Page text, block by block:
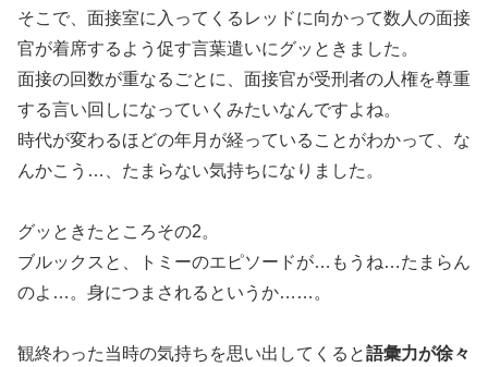
そこで、面接室に入ってくるレッドに向かって数人の面接
官が着席するよう促す言葉遣いにグッときました。
面接の回数が重なるごとに、面接官が受刑者の人権を尊重
する言い回しになっていくみたいなんですよね。
時代が変わるほどの年月が経っていることがわかって、な
んかこう…、たまらない気持ちになりました。
グッときたところその2。
ブルックスと、トミーのエピソードが…もうね…たまらん
のよ…。身につまされるというか……。
観終わった当時の気持ちを思い出してくると語彙力が徐々